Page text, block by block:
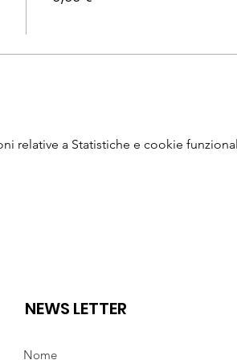
relative a Statistiche e cookie
NEWS LETTER